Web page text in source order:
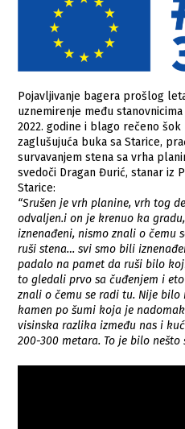
Pojavljivanje bagera prošlog
uznemirenje među
2022. godine i blago rečeno
zaglušujuća buka sa Starice,
survavanjem stena sa vrha
svedoči Dragan Đurić, stanar iz
Starice:
“Srušen je vrh planine, vrh tog
odvaljen.i on je krenuo ka
iznenađeni, nismo znali o čemu
ruši stena… svi smo bili
padalo na pamet da ruši bilo
to gledali prvo sa čuđenjem i
znali o čemu se radi tu. Nije
kamen po šumi koja je
visinska razlika između nas i
200-300 metara. To je bilo nešto